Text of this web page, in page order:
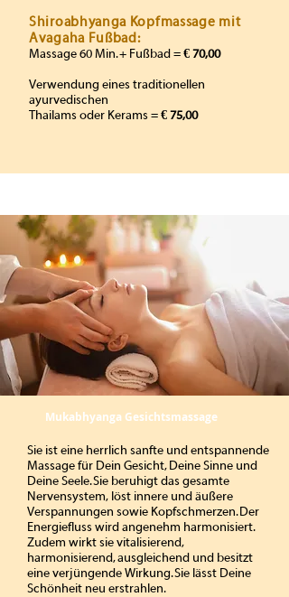
Shiroabhyanga Kopfmassage mit
Avagaha Fußbad:
Massage 60 Min. + Fußbad =€ 70,00
Verwendung eines traditionellen
ayurvedischen
Thailams oder Kerams =€ 75,00
Mukabhyanga Gesichtsmassage
Sie ist eine herrlich sanfte und entspannende
Massage für Dein Gesicht, Deine Sinne und
Deine Seele. Sie beruhigt das gesamte
Nervensystem, löst innere und äußere
Verspannungen sowie Kopfschmerzen. Der
Energiefluss wird angenehm harmonisiert.
Zudem wirkt sie vitalisierend,
harmonisierend, ausgleichend und besitzt
eine verjüngende Wirkung. Sie lässt Deine
Schönheit neu erstrahlen.